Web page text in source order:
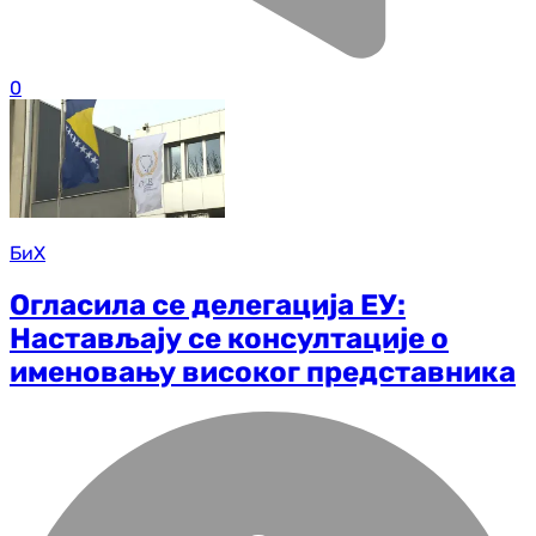
0
БиХ
Огласила се делегација ЕУ:
Настављају се консултације о
именовању високог представника